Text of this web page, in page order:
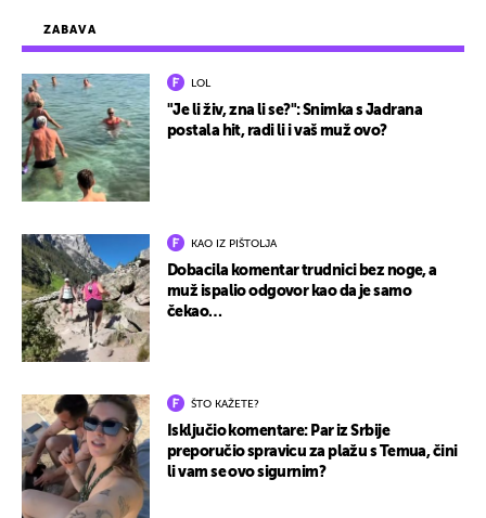
ZABAVA
LOL
"Je li živ, zna li se?": Snimka s Jadrana
postala hit, radi li i vaš muž ovo?
KAO IZ PIŠTOLJA
Dobacila komentar trudnici bez noge, a
muž ispalio odgovor kao da je samo
čekao…
ŠTO KAŽETE?
Isključio komentare: Par iz Srbije
preporučio spravicu za plažu s Temua, čini
li vam se ovo sigurnim?